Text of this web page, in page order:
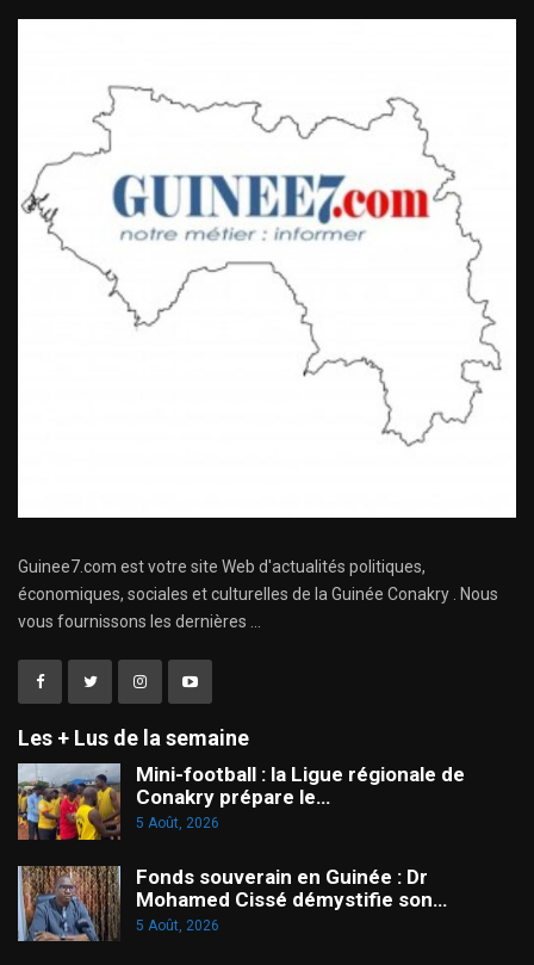
Guinee7.com est votre site Web d'actualités politiques,
économiques, sociales et culturelles de la Guinée Conakry . Nous
vous fournissons les dernières ...
Les + Lus de la semaine
Mini-football : la Ligue régionale de
Conakry prépare le…
5 Août, 2026
Fonds souverain en Guinée : Dr
Mohamed Cissé démystifie son…
5 Août, 2026